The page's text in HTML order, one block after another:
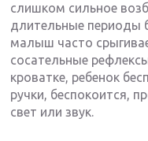
слишком сильное
длительные периоды
малыш часто
сосательные
кроватке, ребенок
ручки, беспокоится,
свет или звук.